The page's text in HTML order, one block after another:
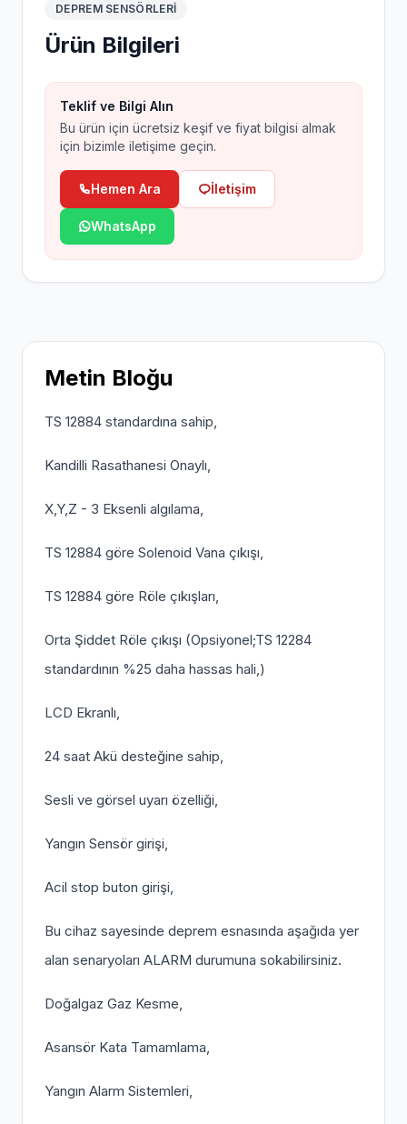
DEPREM SENSÖRLERI
Ürün Bilgileri
Teklif ve Bilgi Alın
Bu ürün için ücretsiz keşif ve fiyat bilgisi almak
için bizimle iletişime geçin.
Hemen Ara İletişim
WhatsApp
Metin Bloğu
TS 12884 standardına sahip,
Kandilli Rasathanesi Onaylı,
X,Y,Z - 3 Eksenli algılama,
TS 12884 göre Solenoid Vana çıkışı,
TS 12884 göre Röle çıkışları,
Orta Şiddet Röle çıkışı (Opsiyonel;TS 12284
standardının %25 daha hassas hali,)
LCD Ekranlı,
24 saat Akü desteğine sahip,
Sesli ve görsel uyarı özelliği,
Yangın Sensör girişi,
Acil stop buton girişi,
Bu cihaz sayesinde deprem esnasında aşağıda yer
alan senaryoları ALARM durumuna sokabilirsiniz.
Doğalgaz Gaz Kesme,
Asansör Kata Tamamlama,
Yangın Alarm Sistemleri,